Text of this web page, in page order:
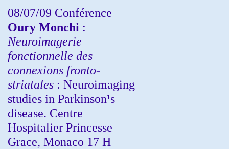
08/07/09 Conférence
Oury Monchi :
Neuroimagerie
fonctionnelle des
connexions fronto-
striatales : Neuroimaging
studies in Parkinson¹s
disease. Centre
Hospitalier Princesse
Grace, Monaco 17 H